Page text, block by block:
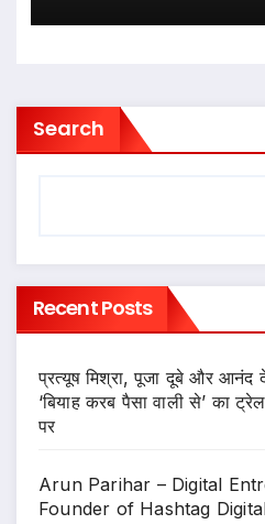
Search
Recent Posts
प्रत्यूष मिश्रा, पूजा दूबे और आनंद
‘बियाह करब पैसा वाली से’ का
पर
Arun Parihar – Digital
Founder of Hashtag